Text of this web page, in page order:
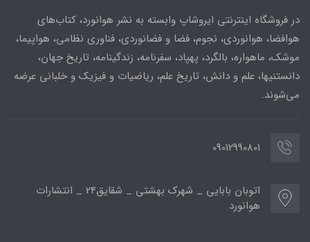
در فروشگاه اینترنتی ایروشاپ وابسته به نشر هوانورد، کتاب‌های
هوافضا، هوانوردی، نجوم، فضا و فضانوردی، فناوری نظامی، هواپیما،
موشک، ماهواره، بالگرد، پهپاد، سفرنامه، زندگینامه، تاریخ جهان،
دانستنیها، علم و دانش، تاریخ علم، ریاضیات و فیزیک و خلبانی عرضه
می‌شوند.
09012990801
اتوبان بابایی _ شهرک بهشتی _ شقایق24 _ انتشارات
هوانورد